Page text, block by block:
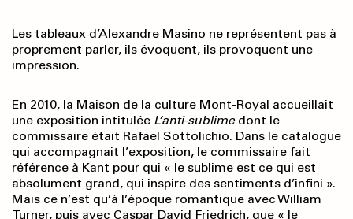
Les tableaux d’Alexandre Masino ne représentent pas à
proprement parler, ils évoquent, ils provoquent une
impression.
En 2010, la Maison de la culture Mont-Royal accueillait
une exposition intitulée L’anti-sublimedont le
commissaire était Rafael Sottolichio. Dans le catalogue
qui accompagnait l’exposition, le commissaire fait
référence à Kant pour qui « le sublime est ce qui est
absolument grand, qui inspire des sentiments d’infini ».
Mais ce n’est qu’à l’époque romantique avec William
Turner, puis avec Caspar David Friedrich, que « le